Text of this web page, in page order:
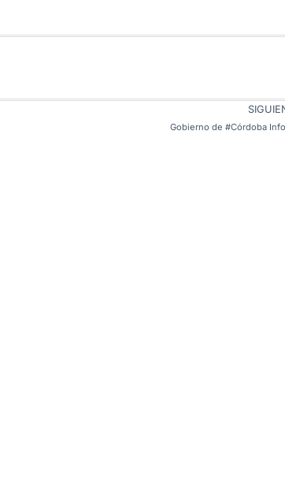
Gobierno de #Córdoba